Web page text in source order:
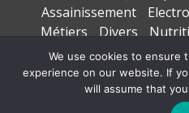
Assainissement
Métiers
Divers
Seniors
Copyright © All rights
We use cookies to ensure
experience on our website. If
will assume that